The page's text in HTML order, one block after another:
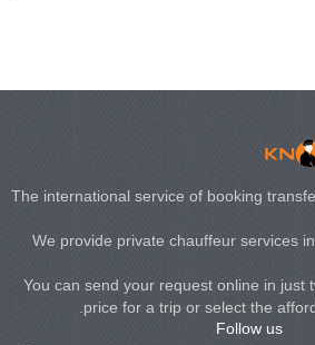
The international service of booking
We provide private chauffeur services
You can send your request online in just
price for a trip or select the
Follow us